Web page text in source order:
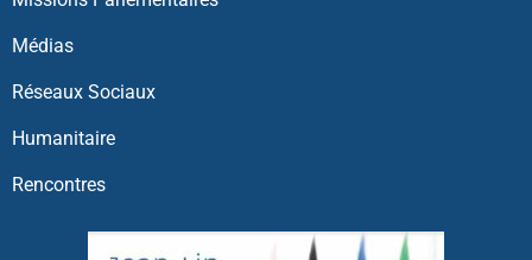
Médias
Réseaux Sociaux
Humanitaire
Rencontres